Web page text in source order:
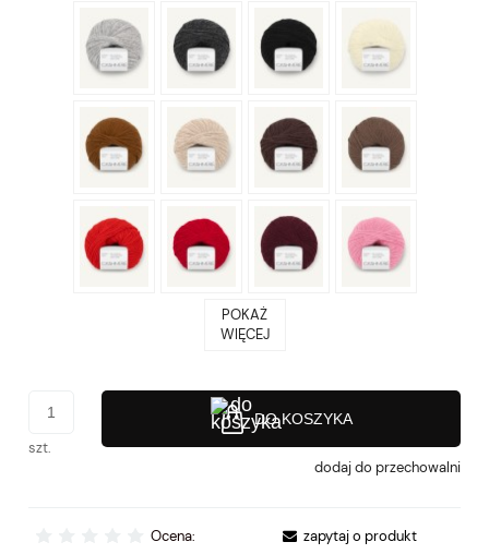
POKAŻ
WIĘCEJ
szt.
DO KOSZYKA
dodaj do przechowalni
Ocena:
zapytaj o produkt